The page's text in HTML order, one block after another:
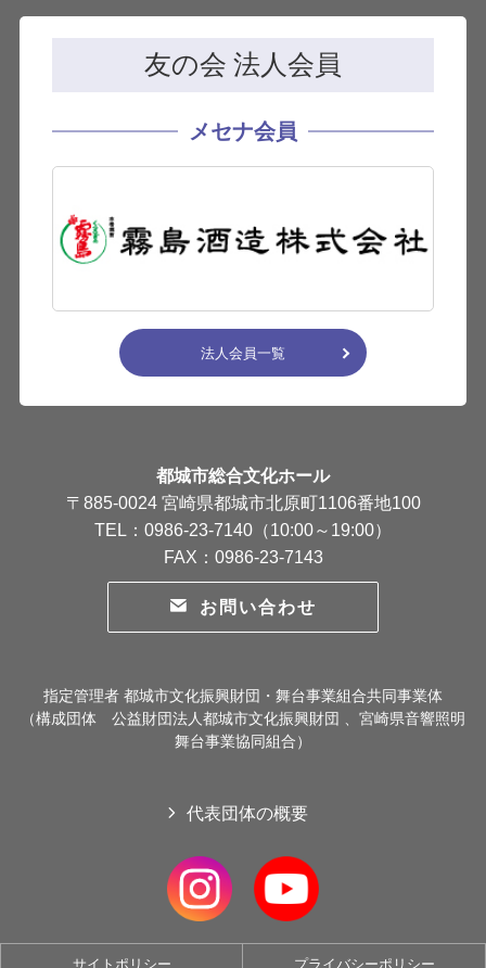
友の会 法人会員
メセナ会員
法人会員一覧
都城市総合文化ホール
〒885-0024 宮崎県都城市北原町1106番地100
TEL：0986-23-7140（10:00～19:00）
FAX：0986-23-7143
お問い合わせ
指定管理者 都城市文化振興財団・舞台事業組合共同事業体
（構成団体 公益財団法人都城市文化振興財団 、宮崎県音響照明
舞台事業協同組合）
代表団体の概要
サイトポリシー プライバシーポリシー